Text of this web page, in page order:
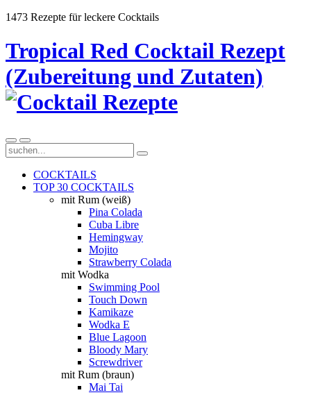
1473 Rezepte für leckere Cocktails
Tropical Red Cocktail Rezept
(Zubereitung und Zutaten)
COCKTAILS
TOP 30 COCKTAILS
mit Rum (weiß)
Pina Colada
Cuba Libre
Hemingway
Mojito
Strawberry Colada
mit Wodka
Swimming Pool
Touch Down
Kamikaze
Wodka E
Blue Lagoon
Bloody Mary
Screwdriver
mit Rum (braun)
Mai Tai